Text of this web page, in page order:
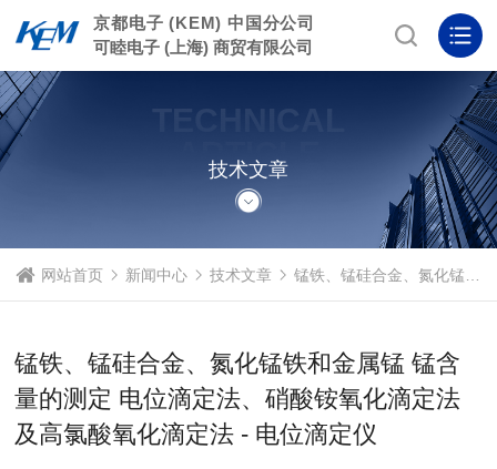
京都电子 (KEM) 中国分公司
可睦电子 (上海) 商贸有限公司
ARTICLE
技术文章
网站首页 新闻中心 技术文章 锰铁、锰硅合金、氮化锰铁和金属锰 锰含量的测定 电位滴定法、硝酸铵氧化滴定法及高氯酸氧化滴定法 - 电位滴定仪
锰铁、锰硅合金、氮化锰铁和金属锰 锰含
量的测定 电位滴定法、硝酸铵氧化滴定法
及高氯酸氧化滴定法 - 电位滴定仪